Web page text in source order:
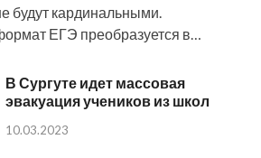
будут кардинальными.
ЕГЭ преобразуется в…
В Сургуте идет массовая
эвакуация учеников из школ
10.03.2023